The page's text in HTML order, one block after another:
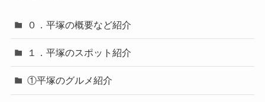
０．平塚の概要など紹介
１．平塚のスポット紹介
①平塚のグルメ紹介